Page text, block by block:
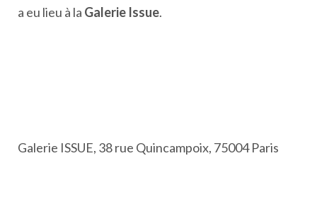
a eu lieu à la Galerie Issue.
Galerie ISSUE, 38 rue Quincampoix, 75004 Paris